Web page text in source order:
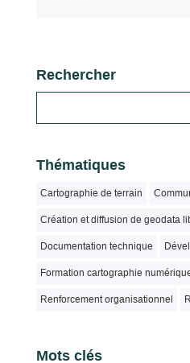
Rechercher
Thématiques
Cartographie de terrain
Création et diffusion de geodata
Documentation technique
Formation cartographie
Renforcement organisationnel
Mots clés